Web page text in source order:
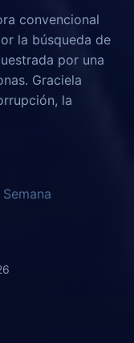
convencional
la búsqueda de
por una
Graciela
la
Semana